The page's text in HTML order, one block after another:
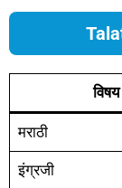
विषय
मराठी
इंग्रजी